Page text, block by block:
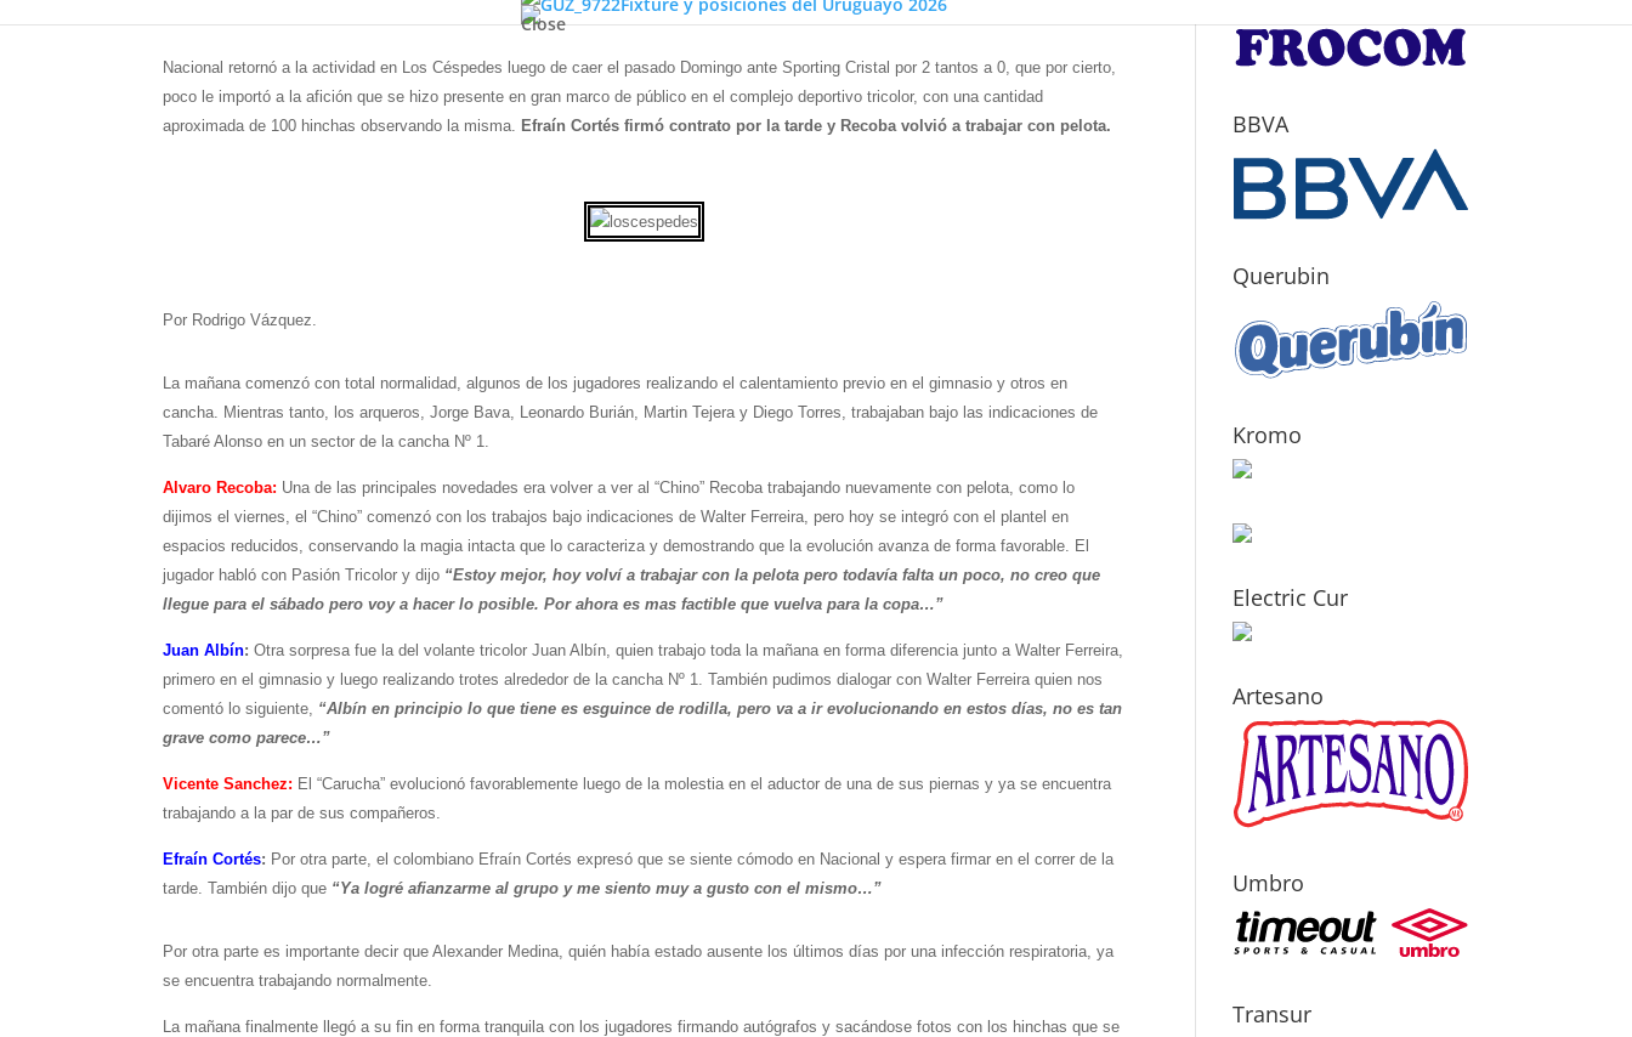
Close
Nacional retornó a la actividad en Los Céspedes luego de caer el pasado Domingo ante Sporting Cristal por 2 tantos a 0, que por cierto,
poco le importó a la afición que se hizo presente en gran marco de público en el complejo deportivo tricolor, con una cantidad
aproximada de 100 hinchas observando la misma. Efraín Cortés firmó contrato por la tarde y Recoba volvió a trabajar con pelota.
Por Rodrigo Vázquez.
La mañana comenzó con total normalidad, algunos de los jugadores realizando el calentamiento previo en el gimnasio y otros en
cancha. Mientras tanto, los arqueros, Jorge Bava, Leonardo Burián, Martin Tejera y Diego Torres, trabajaban bajo las indicaciones de
Tabaré Alonso en un sector de la cancha Nº 1.
Alvaro Recoba: Una de las principales novedades era volver a ver al “Chino” Recoba trabajando nuevamente con pelota, como lo
dijimos el viernes, el “Chino” comenzó con los trabajos bajo indicaciones de Walter Ferreira, pero hoy se integró con el plantel en
espacios reducidos, conservando la magia intacta que lo caracteriza y demostrando que la evolución avanza de forma favorable. El
jugador habló con Pasión Tricolor y dijo “Estoy mejor, hoy volví a trabajar con la pelota pero todavía falta un poco, no creo que
llegue para el sábado pero voy a hacer lo posible. Por ahora es mas factible que vuelva para la copa…”
Juan Albín:Otra sorpresa fue la del volante tricolor Juan Albín, quien trabajo toda la mañana en forma diferencia junto a Walter Ferreira,
primero en el gimnasio y luego realizando trotes alrededor de la cancha Nº 1. También pudimos dialogar con Walter Ferreira quien nos
comentó lo siguiente, “Albín en principio lo que tiene es esguince de rodilla, pero va a ir evolucionando en estos días, no es tan
grave como parece…”
Vicente Sanchez: El “Carucha” evolucionó favorablemente luego de la molestia en el aductor de una de sus piernas y ya se encuentra
trabajando a la par de sus compañeros.
Efraín Cortés: Por otra parte, el colombiano Efraín Cortés expresó que se siente cómodo en Nacional y espera firmar en el correr de la
tarde. También dijo que “Ya logré afianzarme al grupo y me siento muy a gusto con el mismo…”
Por otra parte es importante decir que Alexander Medina, quién había estado ausente los últimos días por una infección respiratoria, ya
se encuentra trabajando normalmente.
La mañana finalmente llegó a su fin en forma tranquila con los jugadores firmando autógrafos y sacándose fotos con los hinchas que se
BBVA
Querubin
Kromo
Electric Cur
Artesano
Umbro
Transur